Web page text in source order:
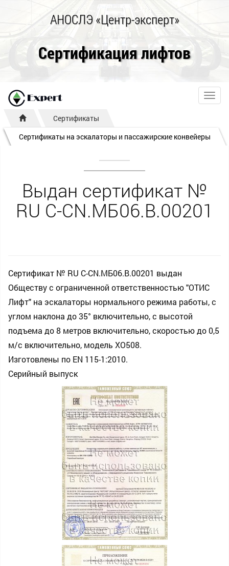
АНОСЛЭ «Центр-эксперт»
Сертификация лифтов
Сертификаты
Сертификаты на эскалаторы и пассажирские конвейеры
Выдан сертификат №
RU С-CN.МБ06.B.00201
Сертификат № RU С-CN.МБ06.B.00201 выдан
Обществу с ограниченной ответственностью "ОТИС
Лифт" на эскалаторы нормального режима работы, с
углом наклона до 35° включительно, с высотой
подъема до 8 метров включительно, скоростью до 0,5
м/с включительно, модель XO508.
Изготовлены по EN 115-1:2010.
Серийный выпуск